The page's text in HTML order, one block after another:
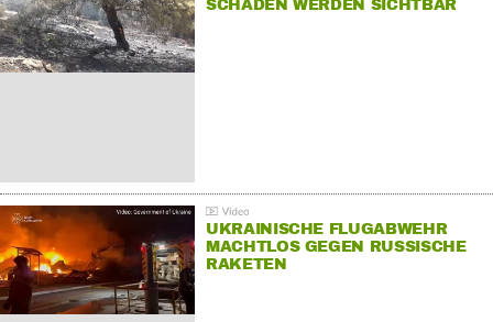
SCHÄDEN WERDEN SICHTBAR
UKRAINISCHE FLUGABWEHR
MACHTLOS GEGEN RUSSISCHE
RAKETEN